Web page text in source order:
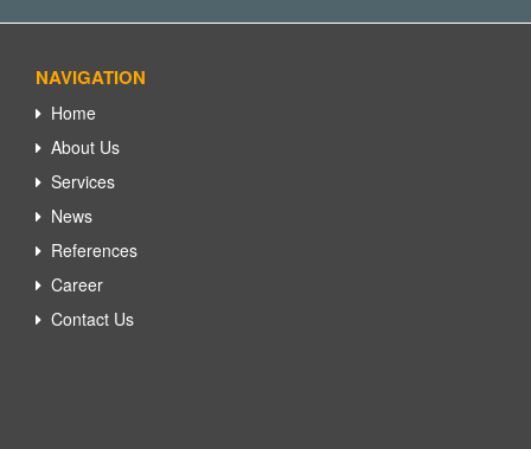
NAVIGATION
Home
About Us
Services
News
References
Career
Contact Us